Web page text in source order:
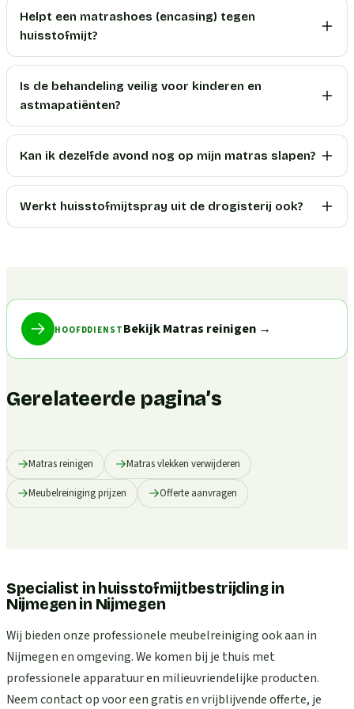
Helpt een matrashoes (encasing) tegen
huisstofmijt?
Is de behandeling veilig voor kinderen en
astmapatiënten?
Kan ik dezelfde avond nog op mijn matras slapen?
Werkt huisstofmijtspray uit de drogisterij ook?
HOOFDDIENST Bekijk Matras reinigen→
Gerelateerde pagina’s
Matras reinigen Matras vlekken verwijderen
Meubelreiniging prijzen Offerte aanvragen
Specialist in huisstofmijtbestrijding in
Nijmegenin Nijmegen
Wij bieden onze professionele meubelreiniging ook aan in
Nijmegen en omgeving. We komen bij je thuis met
professionele apparatuur en milieuvriendelijke producten.
Neem contact op voor een gratis en vrijblijvende offerte, je